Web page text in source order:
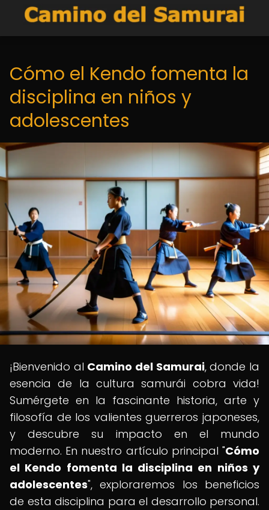
Cómo el Kendo fomenta la
disciplina en niños y
adolescentes
¡Bienvenido al Camino del Samurai, donde la
esencia de la cultura samurái cobra vida!
Sumérgete en la fascinante historia, arte y
filosofía de los valientes guerreros japoneses,
y descubre su impacto en el mundo
moderno. En nuestro artículo principal "Cómo
el Kendo fomenta la disciplina en niños y
adolescentes", exploraremos los beneficios
de esta disciplina para el desarrollo personal.